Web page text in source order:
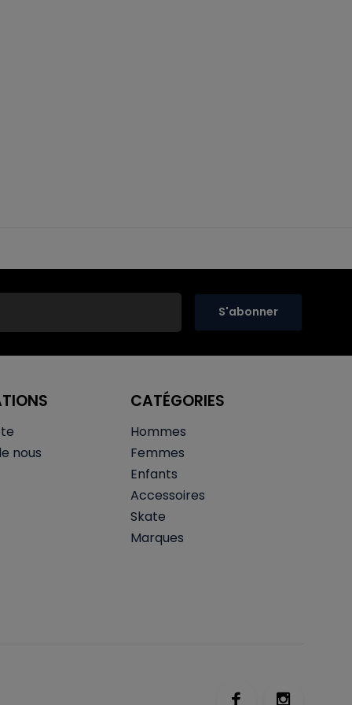
S'abonner
nous
CATÉGORIES
Hommes
Femmes
Enfants
Accessoires
Skate
Marques